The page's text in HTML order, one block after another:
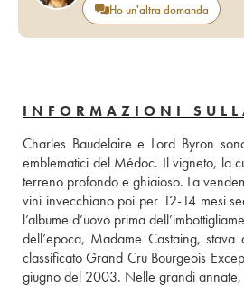
Ho un'altra domanda
INFORMAZIONI
Charles Baudelaire e Lord Byron
emblematici del Médoc. Il vigneto, la
terreno profondo e ghiaioso. La
vini invecchiano poi per 12-14 mesi
l’albume d’uovo prima
dell’epoca, Madame Castaing,
classificato Grand Cru Bourgeois
giugno del 2003. Nelle grandi annate,